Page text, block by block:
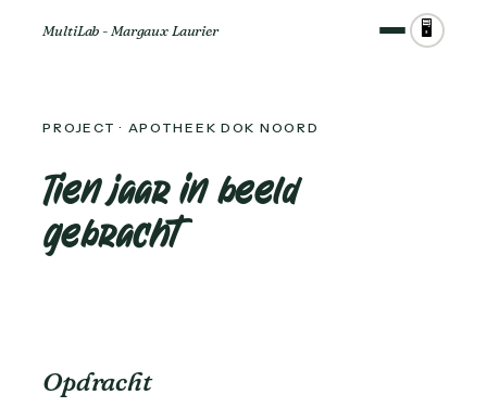
MultiLab - Margaux Laurier 🖥️
PROJECT · APOTHEEK DOK NOORD
Tien jaar in beeld
gebracht
Opdracht